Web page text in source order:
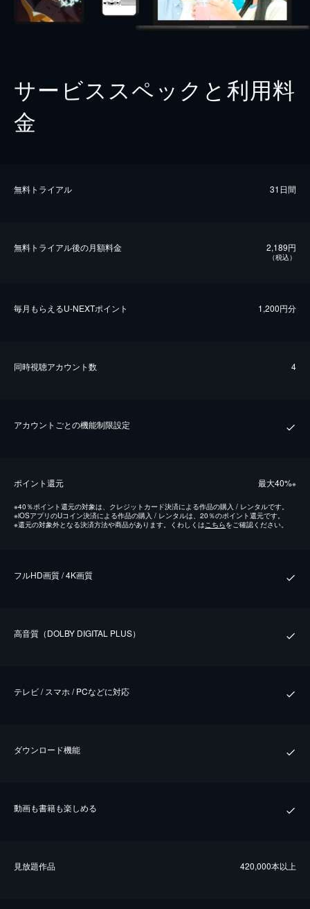
サービススペックと利用料
金
無料トライアル 31日間
無料トライアル後の⽉額料金 2,189円
（税込）
毎⽉もらえるU-NEXTポイント 1,200円分
同時視聴アカウント数 4
アカウントごとの機能制限設定
ポイント還元 最⼤40%※
※40％ポイント還元の対象は、クレジットカード決済による作品の購入 / レンタルです。
※iOSアプリのUコイン決済による作品の購入 / レンタルは、20％のポイント還元です。
※還元の対象外となる決済方法や商品があります。くわしくはこちらをご確認ください。
フルHD画質 / 4K画質
⾼⾳質（DOLBY DIGITAL PLUS）
テレビ / スマホ / PCなどに対応
ダウンロード機能
動画も書籍も楽しめる
⾒放題作品 420,000本以上